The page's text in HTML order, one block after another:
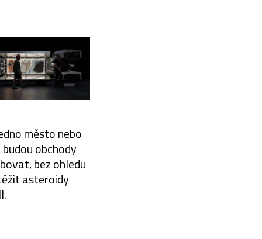
město nebo
obchody
bez ohledu
asteroidy